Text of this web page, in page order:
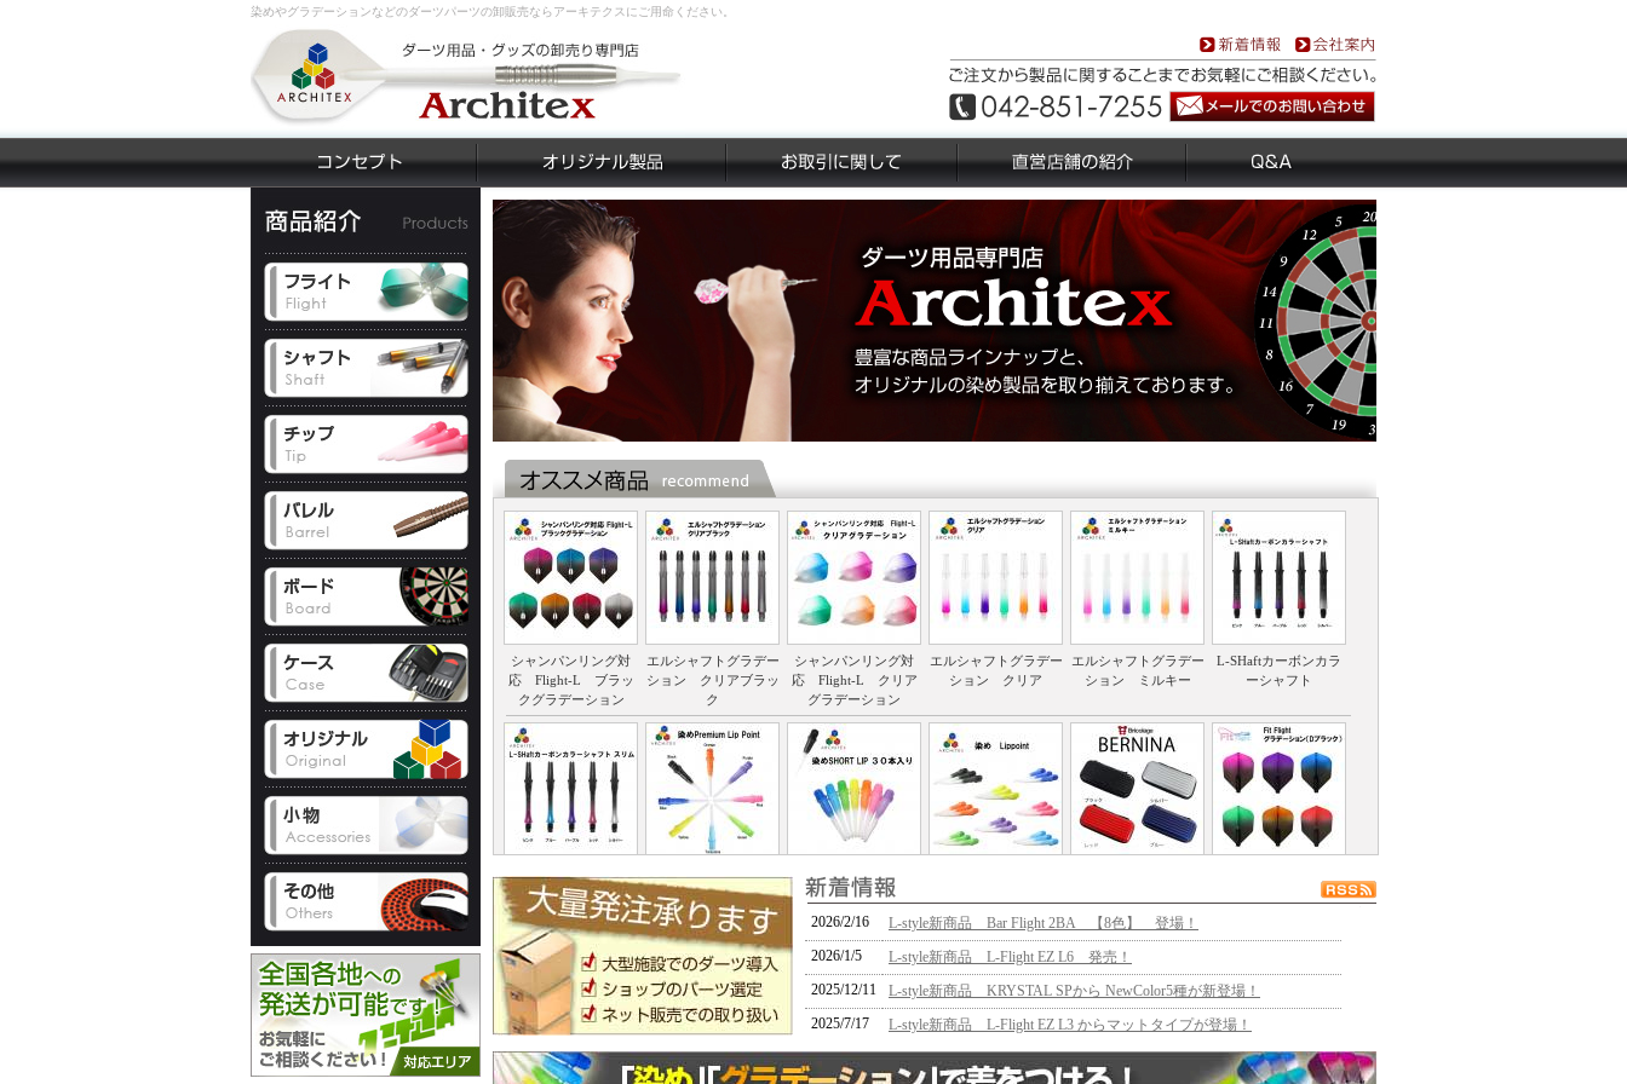
染めやグラデーションなどのダーツパーツの卸販売ならアーキテクスにご用命ください。
シャンパンリング対
応 Flight-L ブラッ
クグラデーション
エルシャフトグラデー
ション クリアブラッ
ク
シャンパンリング対
応 Flight-L クリア
グラデーション
エルシャフトグラデー
ション クリア
エルシャフトグラデー
ション ミルキー
L-SHaftカーボンカラ
ーシャフト
ーシャフト スリム
本入り
ーション（Dブラッ
2026/2/16
L-style新商品 Bar Flight 2BA 【8色】 登場！
2026/1/5
L-style新商品 L-Flight EZ L6 発売！
2025/12/11
L-style新商品 KRYSTAL SPから NewColor5種が新登場！
2025/7/17
L-style新商品 L-Flight EZ L3 からマットタイプが登場！
2025/6/13
L-style新商品 Neon Yellow Collection登場